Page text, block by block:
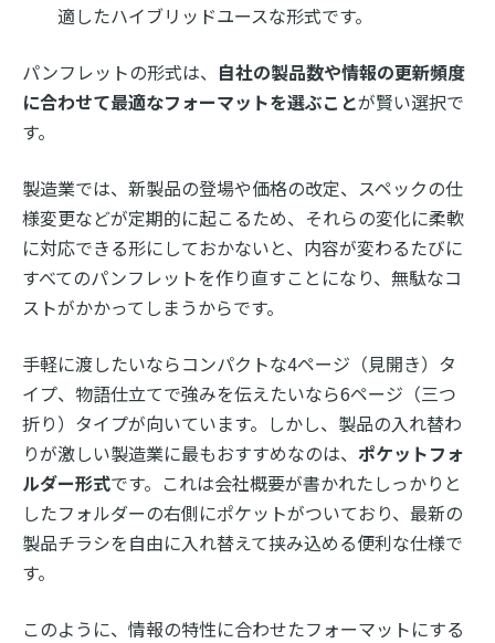
適したハイブリッドユースな形式です。
パンフレットの形式は、 自社の製品数や情報の更新頻度
に合わせて最適なフォーマットを選ぶことが賢い選択で
す。
製造業では、新製品の登場や価格の改定、スペックの仕
様変更などが定期的に起こるため、それらの変化に柔軟
に対応できる形にしておかないと、内容が変わるたびに
すべてのパンフレットを作り直すことになり、無駄なコ
ストがかかってしまうからです。
手軽に渡したいならコンパクトな4ページ（見開き）タ
イプ、物語仕立てで強みを伝えたいなら6ページ（三つ
折り）タイプが向いています。しかし、製品の入れ替わ
りが激しい製造業に最もおすすめなのは、 ポケットフォ
ルダー形式です。これは会社概要が書かれたしっかりと
したフォルダーの右側にポケットがついており、最新の
製品チラシを自由に入れ替えて挟み込める便利な仕様で
す。
このように、情報の特性に合わせたフォーマットにする